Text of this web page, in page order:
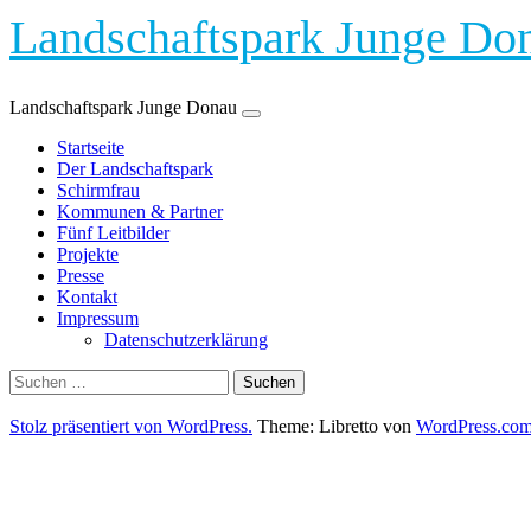
Landschaftspark Junge
Landschaftspark Junge Donau
Inhalt
springen
Startseite
Der Landschaftspark
Schirmfrau
Kommunen & Partner
Fünf Leitbilder
Projekte
Presse
Kontakt
Impressum
Datenschutzerklärung
Suchen
nach:
Stolz präsentiert von WordPress. Theme: Libretto von